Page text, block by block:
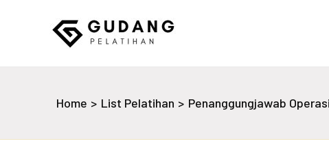
Home List Pelatihan Penanggungjawab